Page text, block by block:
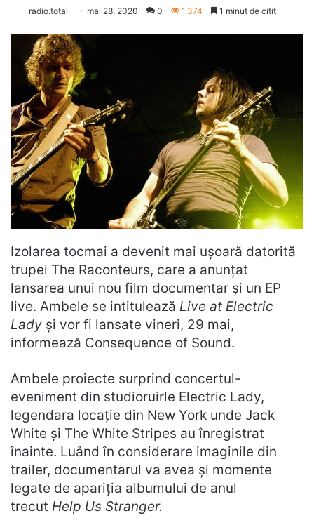
radio.total mai 28, 2020 0 1.374 1 minut de citit
Izolarea tocmai a devenit mai ușoară datorită
trupei The Raconteurs, care a anunțat
lansarea unui nou film documentar și un EP
live. Ambele se intitulează Live at Electric
Lady și vor fi lansate vineri, 29 mai,
informează Consequence of Sound.
Ambele proiecte surprind concertul-
eveniment din studioruirle Electric Lady,
legendara locație din New York unde Jack
White și The White Stripes au înregistrat
înainte. Luând în considerare imaginile din
trailer, documentarul va avea și momente
legate de apariția albumului de anul
trecut Help Us Stranger.